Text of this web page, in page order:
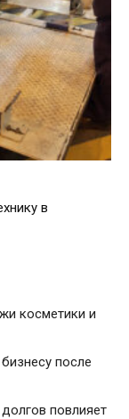
в
косметики и
после
повлияет